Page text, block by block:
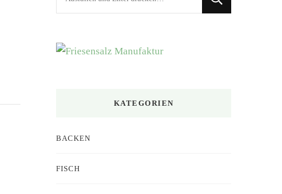
etwas?
KATEGORIEN
BACKEN
FISCH